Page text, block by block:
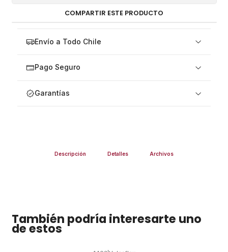
COMPARTIR ESTE PRODUCTO
Envío a Todo Chile
Pago Seguro
Garantías
Descripción Detalles Archivos
También podría interesarte uno
de estos